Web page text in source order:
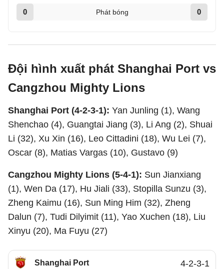
0 Phát bóng 0
Đội hình xuất phát Shanghai Port vs
Cangzhou Mighty Lions
Shanghai Port (4-2-3-1): Yan Junling (1), Wang
Shenchao (4), Guangtai Jiang (3), Li Ang (2), Shuai
Li (32), Xu Xin (16), Leo Cittadini (18), Wu Lei (7),
Oscar (8), Matias Vargas (10), Gustavo (9)
Cangzhou Mighty Lions (5-4-1): Sun Jianxiang
(1), Wen Da (17), Hu Jiali (33), Stopilla Sunzu (3),
Zheng Kaimu (16), Sun Ming Him (32), Zheng
Dalun (7), Tudi Dilyimit (11), Yao Xuchen (18), Liu
Xinyu (20), Ma Fuyu (27)
Shanghai Port 4-2-3-1